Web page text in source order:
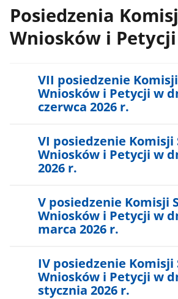
Posiedzenia
Wniosków i Petycji
VII posiedzenie
Wniosków i Petycji w
czerwca 2026 r.
VI posiedzenie Komisji
Wniosków i Petycji w
2026 r.
V posiedzenie Komisji
Wniosków i Petycji w
marca 2026 r.
IV posiedzenie Komisji
Wniosków i Petycji w
stycznia 2026 r.